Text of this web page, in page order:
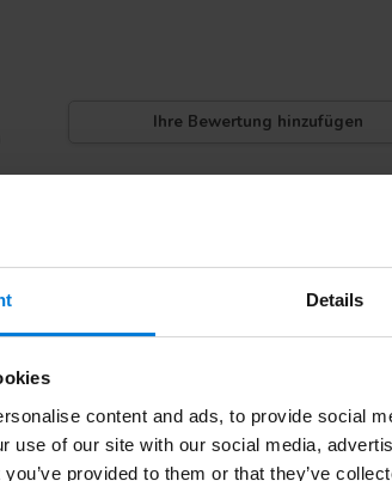
Details
content and ads, to provide social
use of our site with our social media,
provided to them or that they’ve
Ihre Bewertung hinzufügen